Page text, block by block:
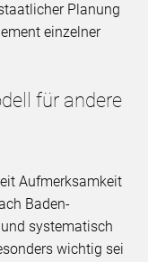
Planung
einzelner
für andere
Aufmerksamkeit
Baden-
systematisch
wichtig sei